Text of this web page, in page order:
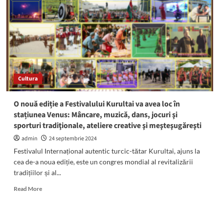
tătar,
are
loc
în
stațiunea
Venus:
Competiții
de
tir
cu
și
de
kureș,
mâncăruri
meșteșuguri
tradiționale
Cultura
O nouă ediție a Festivalului Kurultai va avea loc în
stațiunea Venus: Mâncare, muzică, dans, jocuri şi
sporturi tradiţionale, ateliere creative şi meşteşugăreşti
admin
24 septembrie 2024
Festivalul Internațional autentic turcic-tătar Kurultai, ajuns la
cea de-a noua ediție, este un congres mondial al revitalizării
tradițiilor și al...
Read MoreRead